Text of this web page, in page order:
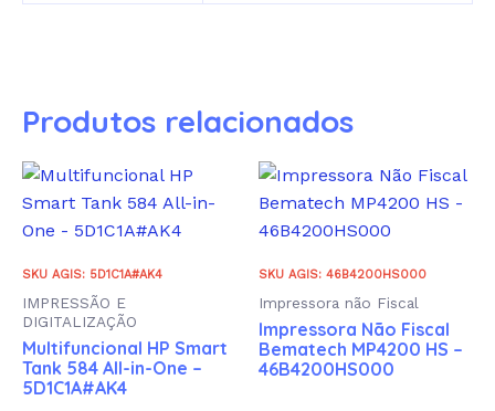
Produtos relacionados
SKU AGIS: 5D1C1A#AK4
IMPRESSÃO E
DIGITALIZAÇÃO
Multifuncional HP Smart
Tank 584 All-in-One –
5D1C1A#AK4
SKU AGIS: 46B4200HS000
Impressora não Fiscal
Impressora Não Fiscal
Bematech MP4200 HS –
46B4200HS000